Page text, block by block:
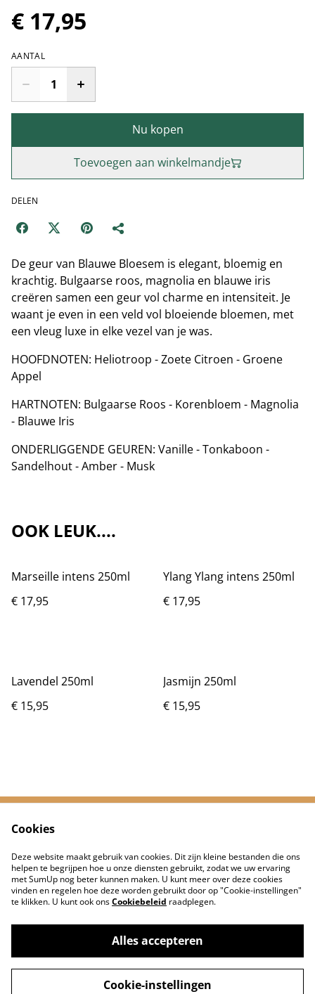
€ 17,95
AANTAL
Nu kopen
Toevoegen aan winkelmandje
DELEN
De geur van Blauwe Bloesem is elegant, bloemig en
krachtig. Bulgaarse roos, magnolia en blauwe iris
creëren samen een geur vol charme en intensiteit. Je
waant je even in een veld vol bloeiende bloemen, met
een vleug luxe in elke vezel van je was.
HOOFDNOTEN: Heliotroop - Zoete Citroen - Groene
Appel
HARTNOTEN: Bulgaarse Roos - Korenbloem - Magnolia
- Blauwe Iris
ONDERLIGGENDE GEUREN: Vanille - Tonkaboon -
Sandelhout - Amber - Musk
OOK LEUK....
Marseille intens 250ml
€ 17,95
Ylang Ylang intens 250ml
€ 17,95
Lavendel 250ml
€ 15,95
Jasmijn 250ml
€ 15,95
Neem contact met
ons op
Privacybeleid
Cookiebeleid
©2026De Jongens van Hip Bedrukt
Cookies
Deze website maakt gebruik van cookies. Dit zijn kleine bestanden die ons
helpen te begrijpen hoe u onze diensten gebruikt, zodat we uw ervaring
met SumUp nog beter kunnen maken. U kunt meer over deze cookies
vinden en regelen hoe deze worden gebruikt door op "Cookie-instellingen"
te klikken. U kunt ook onsCookiebeleid raadplegen.
Alles accepteren
Cookie-instellingen